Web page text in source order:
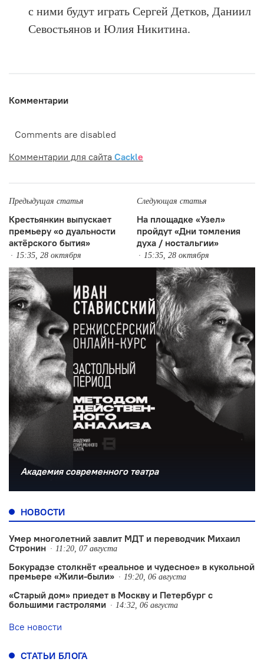
с ними будут играть Сергей Детков, Даниил
Севостьянов и Юлия Никитина.
Комментарии
Comments are disabled
Комментарии для сайта Cackle
Предыдущая статья
Крестьянкин выпускает
премьеру «о дуальности
актёрского бытия»
15:35, 28 октября
Следующая статья
На площадке «Узел»
пройдут «Дни томления
духа / ностальгии»
15:35, 28 октября
Академия современного театра
НОВОСТИ
Умер многолетний завлит МДТ и переводчик Михаил
Стронин
11:20, 07 августа
Бокурадзе столкнëт «реальное и чудесное» в кукольной
премьере «Жили-были»
19:20, 06 августа
«Старый дом» приедет в Москву и Петербург с
большими гастролями
14:32, 06 августа
Все новости
СТАТЬИ БЛОГА